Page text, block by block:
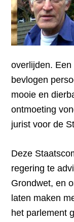
overlijden.
bevlogen
mooie en
ontmoeting
jurist voor de
Deze
regering te
Grondwet, en
laten maken
het parlement